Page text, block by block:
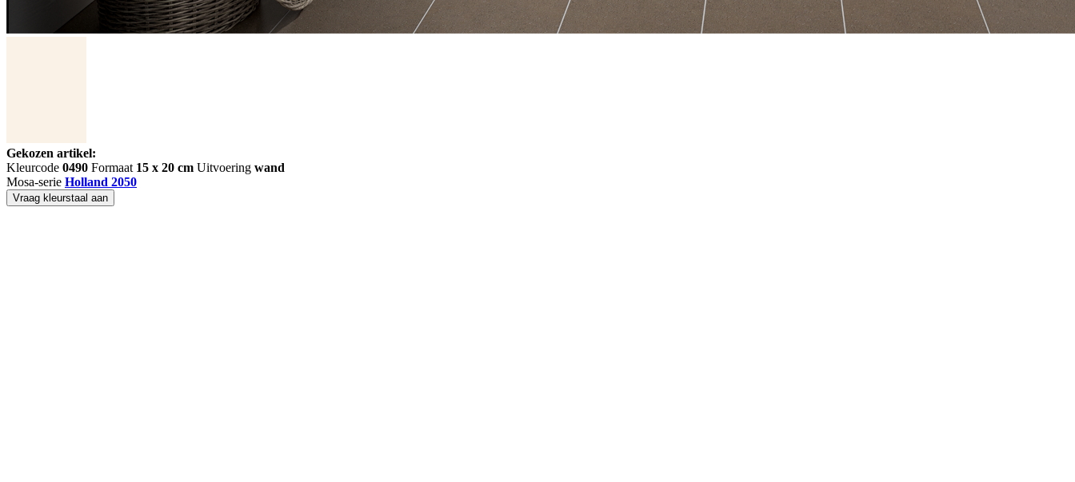
Gekozen artikel:
Kleurcode 0490 Formaat 15 x 20 cm Uitvoering wand
Mosa-serie Holland 2050
Vraag kleurstaal aan